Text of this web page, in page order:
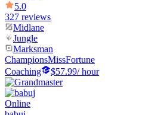
5.0
327 reviews
Midlane
Jungle
Marksman
ChampionsMissFortune
Coaching
$57.99/ hour
Online